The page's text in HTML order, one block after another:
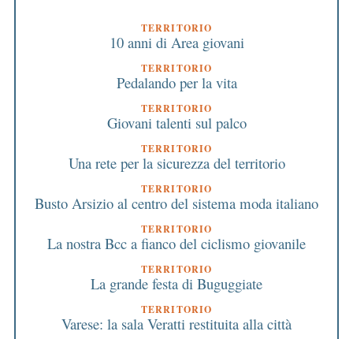
TERRITORIO
10 anni di Area giovani
TERRITORIO
Pedalando per la vita
TERRITORIO
Giovani talenti sul palco
TERRITORIO
Una rete per la sicurezza del territorio
TERRITORIO
Busto Arsizio al centro del sistema moda italiano
TERRITORIO
La nostra Bcc a fianco del ciclismo giovanile
TERRITORIO
La grande festa di Buguggiate
TERRITORIO
Varese: la sala Veratti restituita alla città